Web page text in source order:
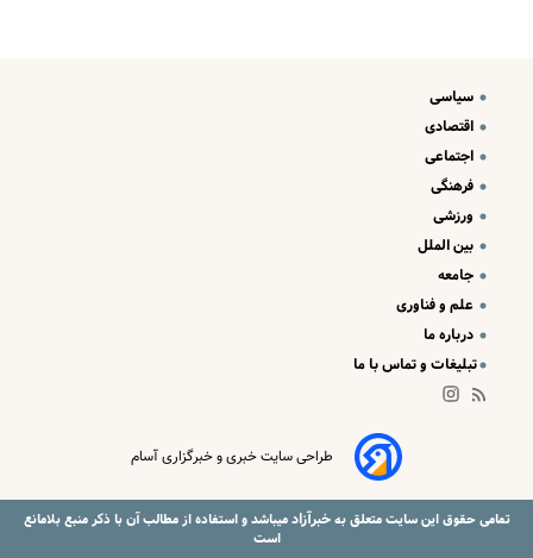
سیاسی
اقتصادی
اجتماعی
فرهنگی
ورزشی
بین الملل
جامعه
علم و فناوری
درباره ما
تبلیغات و تماس با ما
طراحی سایت خبری و خبرگزاری آسام
تمامی حقوق این سایت متعلق بهخبرآزادمیباشد و استفاده از مطالب آن با ذکر منبع بلامانع
است